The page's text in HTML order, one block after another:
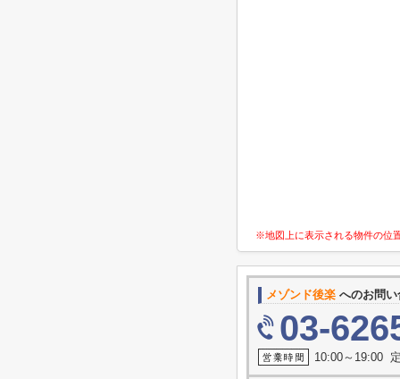
※地図上に表示される物件の位
メゾンド後楽 へのお問
03-
10:00～19:00